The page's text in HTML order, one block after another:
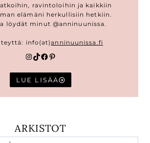
ravintoloihin ja kaikkiin
elämäni herkullisiin hetkiin.
löydät minut @anninuunissa.
info(at)anninuunissa.fi
Instagram
TikTok
Facebook
Pinterest
LUE LISÄÄ
ARKISTOT